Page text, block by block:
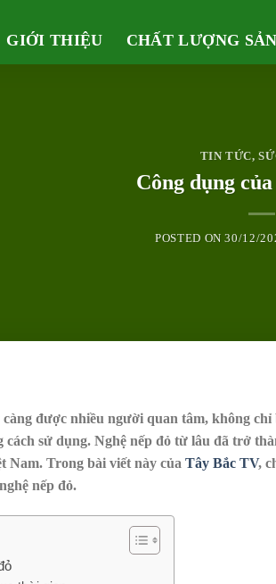
GIỚI THIỆU CHẤT LƯỢNG
TIN TỨC,
Công dụng
POSTED ON30/12/
được nhiều người quan tâm, không
sử dụng. Nghệ nếp đỏ từ lâu đã trở
Nam. Trong bài viết này của Tây Bắc TV,
nếp đỏ.